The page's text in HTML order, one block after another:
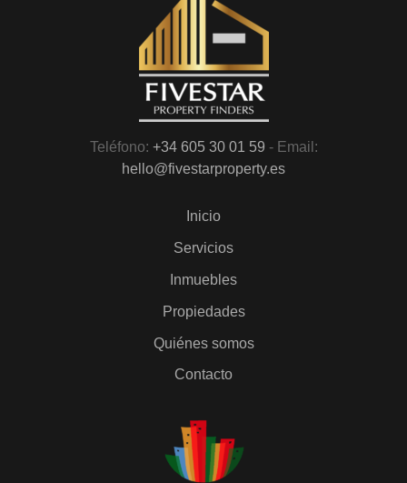
Teléfono: +34 605 30 01 59 - Email:
hello@fivestarproperty.es
Inicio
Servicios
Inmuebles
Propiedades
Quiénes somos
Contacto